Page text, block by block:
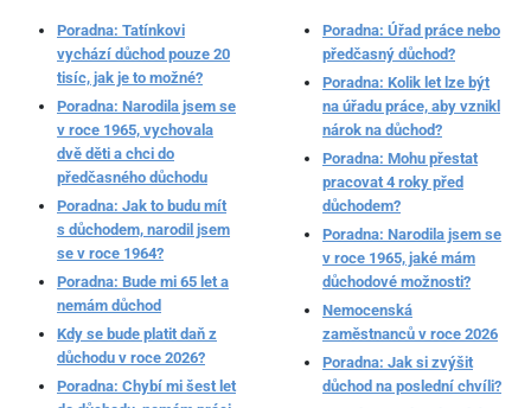
Poradna: Tatínkovi
vychází důchod pouze 20
tisíc, jak je to možné?
Poradna: Narodila jsem se
v roce 1965, vychovala
dvě děti a chci do
předčasného důchodu
Poradna: Jak to budu mít
s důchodem, narodil jsem
se v roce 1964?
Poradna: Bude mi 65 let a
nemám důchod
Kdy se bude platit daň z
důchodu v roce 2026?
Poradna: Chybí mi šest let
Poradna: Úřad práce nebo
předčasný důchod?
Poradna: Kolik let lze být
na úřadu práce, aby vznikl
nárok na důchod?
Poradna: Mohu přestat
pracovat 4 roky před
důchodem?
Poradna: Narodila jsem se
v roce 1965, jaké mám
důchodové možnosti?
Nemocenská
zaměstnanců v roce 2026
Poradna: Jak si zvýšit
důchod na poslední chvíli?